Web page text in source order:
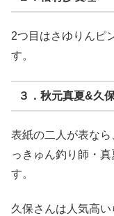
2つ目はさゆりんピ
す。
３．秋元真夏&久
表紙の二人が表な
っきゅん釣り師・
す。
久保さんは人気高